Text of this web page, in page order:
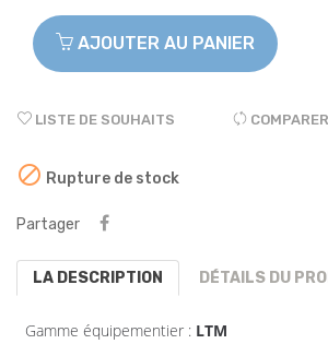
AJOUTER AU PANIER
LISTE DE SOUHAITS COMPARER
 Rupture de stock
Partager
LA DESCRIPTION DÉTAILS DU
Gamme équipementier : LTM